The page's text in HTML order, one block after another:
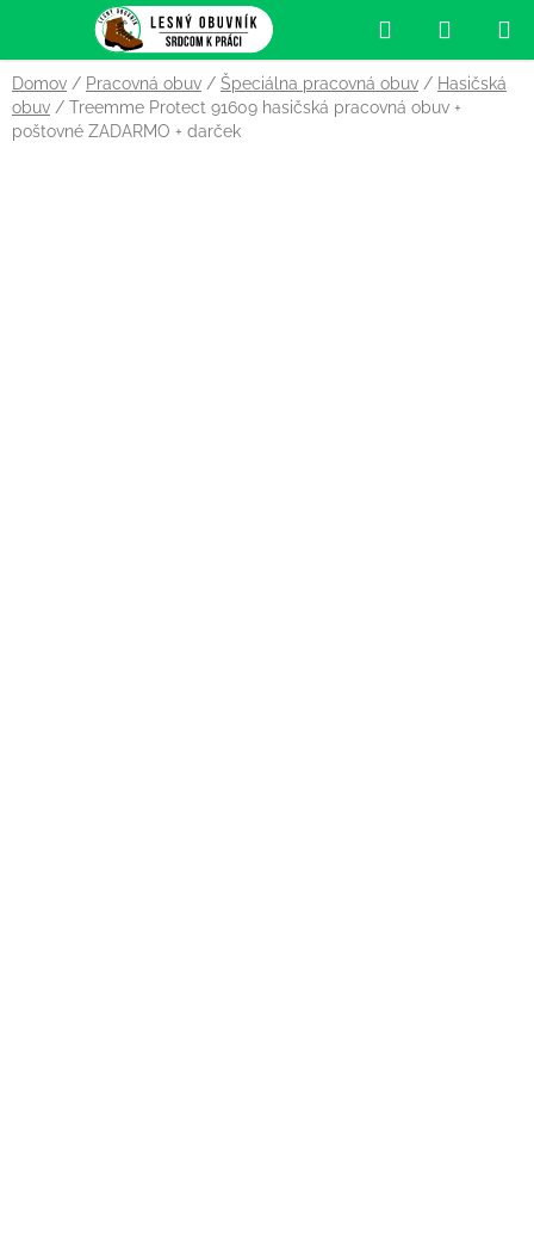
obsah
Hľadať
KOŠÍK
Domov / Pracovná obuv / Špeciálna pracovná obuv / Hasičská
obuv / Treemme Protect 91609 hasičská pracovná obuv +
poštovné ZADARMO + darček